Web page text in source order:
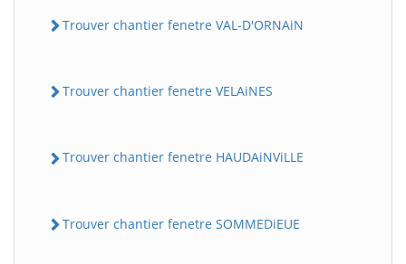
Trouver chantier fenetre VAL-D'ORNAiN
Trouver chantier fenetre VELAiNES
Trouver chantier fenetre HAUDAiNViLLE
Trouver chantier fenetre SOMMEDiEUE